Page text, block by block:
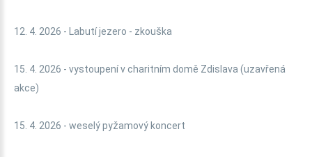
12. 4. 2026 - Labutí jezero - zkouška
15. 4. 2026 - vystoupení v charitním domě Zdislava (uzavřená
akce)
15. 4. 2026 - weselý pyžamový koncert